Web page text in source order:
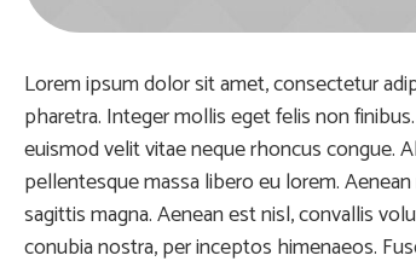
Lorem ipsum dolor sit amet, consectetur
pharetra. Integer mollis eget felis non
euismod velit vitae neque rhoncus congue.
pellentesque massa libero eu lorem.
sagittis magna. Aenean est nisl, convallis
conubia nostra, per inceptos himenaeos.